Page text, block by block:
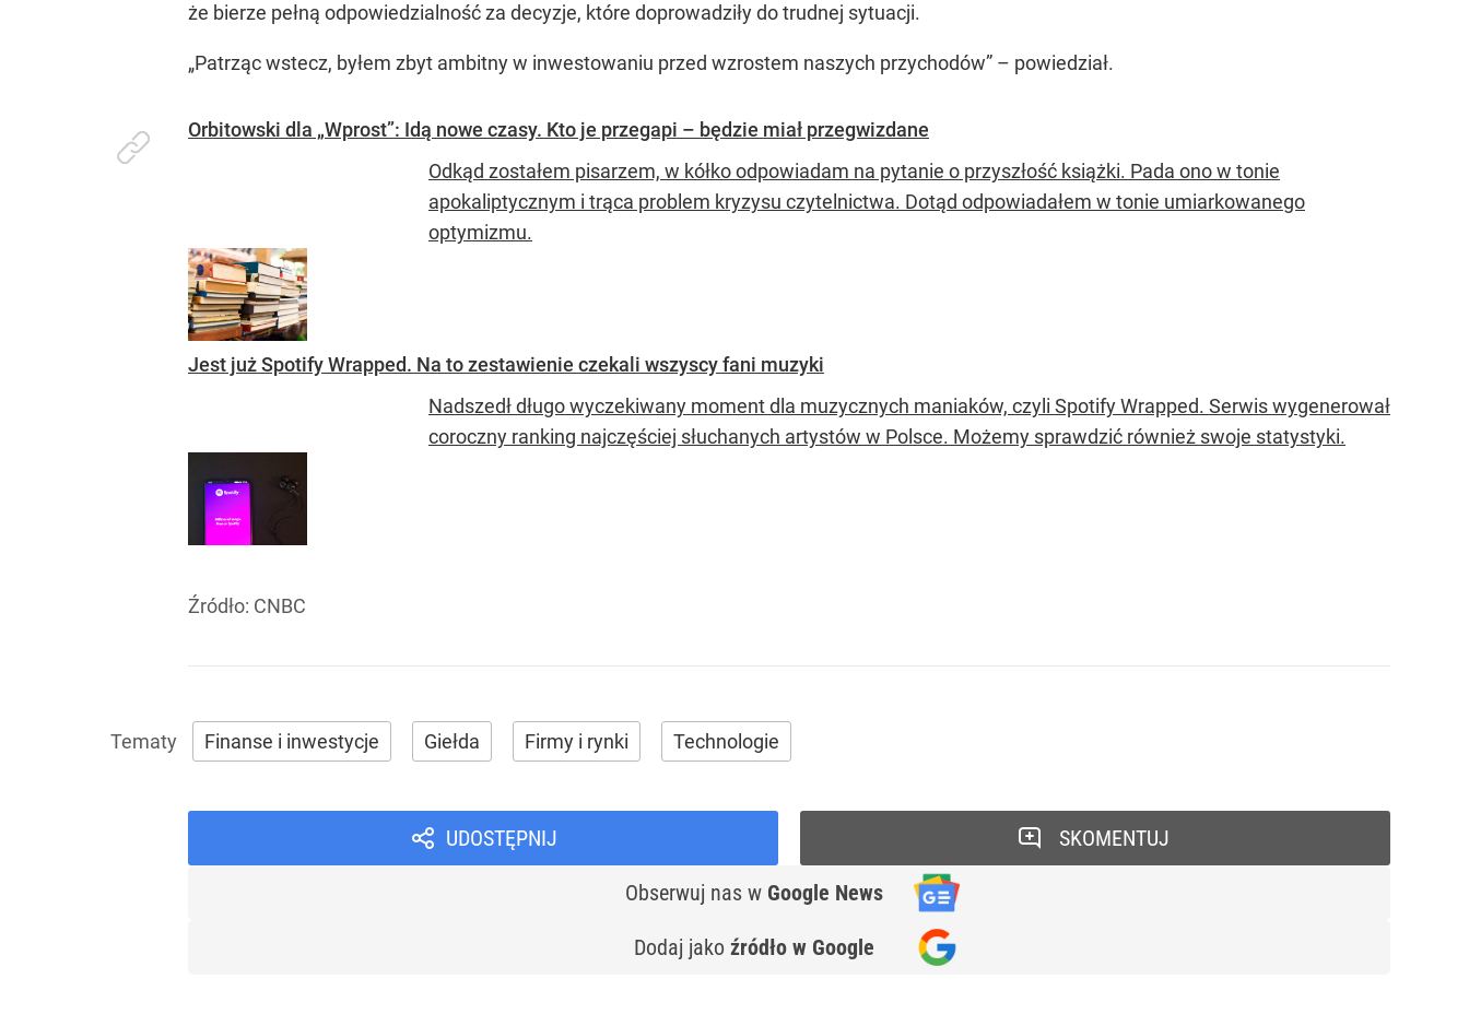
że bierze pełną odpowiedzialność za decyzje, które doprowadziły do trudnej sytuacji.
„Patrząc wstecz, byłem zbyt ambitny w inwestowaniu przed wzrostem naszych przychodów” – powiedział.
Orbitowski dla „Wprost”: Idą nowe czasy. Kto je przegapi – będzie miał przegwizdane
Odkąd zostałem pisarzem, w kółko odpowiadam na pytanie o przyszłość książki. Pada ono w tonie
apokaliptycznym i trąca problem kryzysu czytelnictwa. Dotąd odpowiadałem w tonie umiarkowanego
optymizmu.
Jest już Spotify Wrapped. Na to zestawienie czekali wszyscy fani muzyki
Nadszedł długo wyczekiwany moment dla muzycznych maniaków, czyli Spotify Wrapped. Serwis wygenerował
coroczny ranking najczęściej słuchanych artystów w Polsce. Możemy sprawdzić również swoje statystyki.
Źródło: CNBC
Finanse i inwestycje Giełda Firmy i rynki Technologie
UDOSTĘPNIJ
Obserwuj nas w Google News
Dodaj jako źródło w Google
SKOMENTUJ